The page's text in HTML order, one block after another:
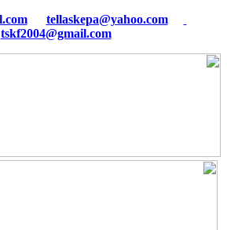
tellaskepa@yahoo.com
tskf2004@gmail.com